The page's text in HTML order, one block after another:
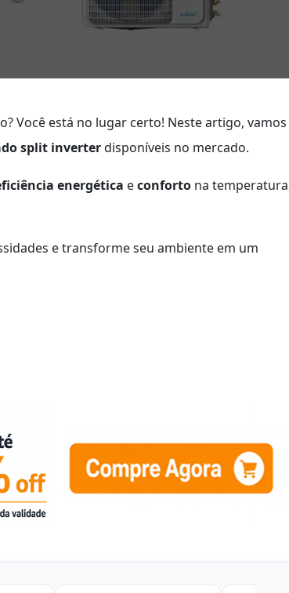
Você está no lugar certo! Neste artigo, vamos
split inverterdisponíveis no mercado.
energética econforto na
e transforme seu ambiente em um